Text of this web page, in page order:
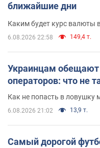
ближайшие дни
Каким будет курс валюты
6.08.2026 22:58 149,4 т.
Украинцам обещают
операторов: что не
Как не попасть в ловушку
6.08.2026 21:02 13,9 т.
Самый дорогой